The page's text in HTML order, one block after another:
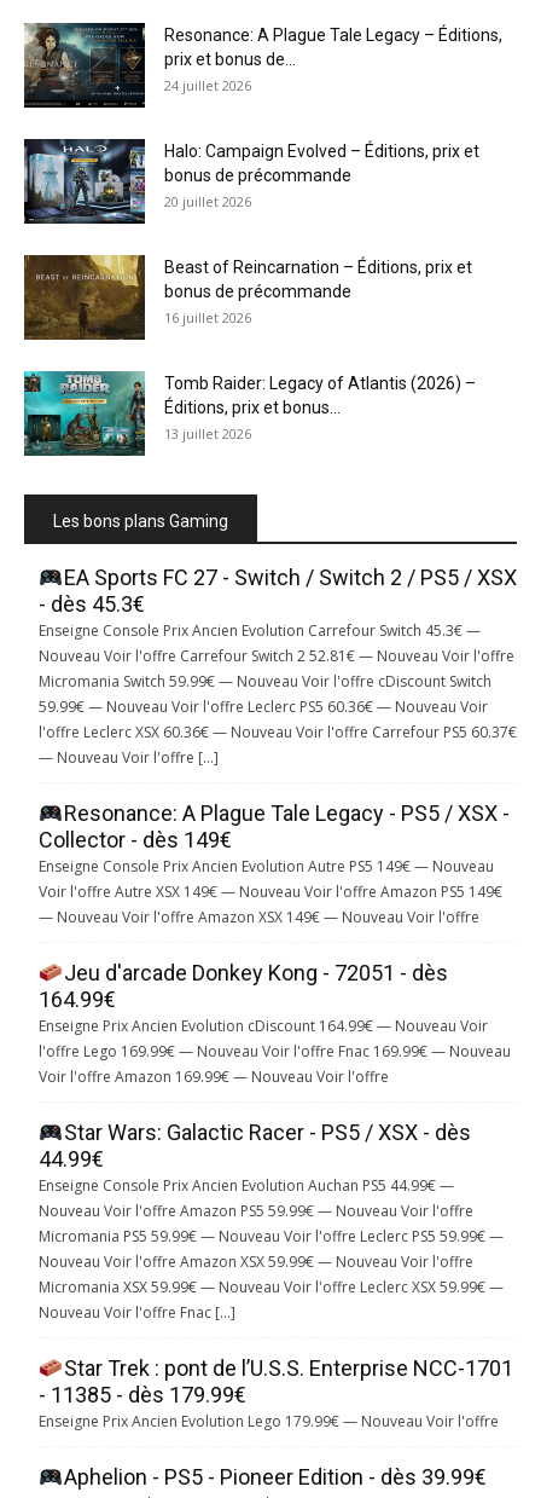
Resonance: A Plague Tale Legacy – Éditions,
prix et bonus de...
24 juillet 2026
Halo: Campaign Evolved – Éditions, prix et
bonus de précommande
20 juillet 2026
Beast of Reincarnation – Éditions, prix et
bonus de précommande
16 juillet 2026
Tomb Raider: Legacy of Atlantis (2026) –
Éditions, prix et bonus...
13 juillet 2026
Les bons plans Gaming
EA Sports FC 27 - Switch / Switch 2 / PS5 / XSX
- dès 45.3€
Enseigne Console Prix Ancien Evolution Carrefour Switch 45.3€ —
Nouveau Voir l'offre Carrefour Switch 2 52.81€ — Nouveau Voir l'offre
Micromania Switch 59.99€ — Nouveau Voir l'offre cDiscount Switch
59.99€ — Nouveau Voir l'offre Leclerc PS5 60.36€ — Nouveau Voir
l'offre Leclerc XSX 60.36€ — Nouveau Voir l'offre Carrefour PS5 60.37€
— Nouveau Voir l'offre […]
Resonance: A Plague Tale Legacy - PS5 / XSX -
Collector - dès 149€
Enseigne Console Prix Ancien Evolution Autre PS5 149€ — Nouveau
Voir l'offre Autre XSX 149€ — Nouveau Voir l'offre Amazon PS5 149€
— Nouveau Voir l'offre Amazon XSX 149€ — Nouveau Voir l'offre
Jeu d'arcade Donkey Kong - 72051 - dès
164.99€
Enseigne Prix Ancien Evolution cDiscount 164.99€ — Nouveau Voir
l'offre Lego 169.99€ — Nouveau Voir l'offre Fnac 169.99€ — Nouveau
Voir l'offre Amazon 169.99€ — Nouveau Voir l'offre
Star Wars: Galactic Racer - PS5 / XSX - dès
44.99€
Enseigne Console Prix Ancien Evolution Auchan PS5 44.99€ —
Nouveau Voir l'offre Amazon PS5 59.99€ — Nouveau Voir l'offre
Micromania PS5 59.99€ — Nouveau Voir l'offre Leclerc PS5 59.99€ —
Nouveau Voir l'offre Amazon XSX 59.99€ — Nouveau Voir l'offre
Micromania XSX 59.99€ — Nouveau Voir l'offre Leclerc XSX 59.99€ —
Nouveau Voir l'offre Fnac […]
Star Trek : pont de l’U.S.S. Enterprise NCC-1701
- 11385 - dès 179.99€
Enseigne Prix Ancien Evolution Lego 179.99€ — Nouveau Voir l'offre
Aphelion - PS5 - Pioneer Edition - dès 39.99€